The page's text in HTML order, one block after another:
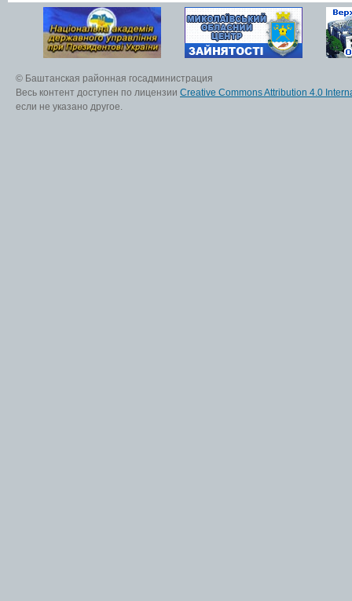
© Баштанская районная госадминистрация
Весь контент доступен по лицензии Creative Commons Attribution 4.0
если не указано другое.